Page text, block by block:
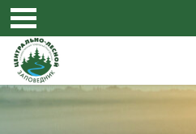
Перейти к основному содержанию